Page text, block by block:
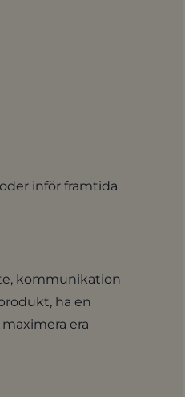
inför framtida
kommunikation
ha en
era